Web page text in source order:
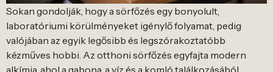
Sokan gondolják, hogy a sörfőzés egy bonyolult,
laboratóriumi körülményeket igénylő folyamat, pedig
valójában az egyik legősibb és legszórakoztatóbb
kézműves hobbi. Az otthoni sörfőzés egyfajta modern
alkímia, ahol a gabona, a víz és a komló találkozásából